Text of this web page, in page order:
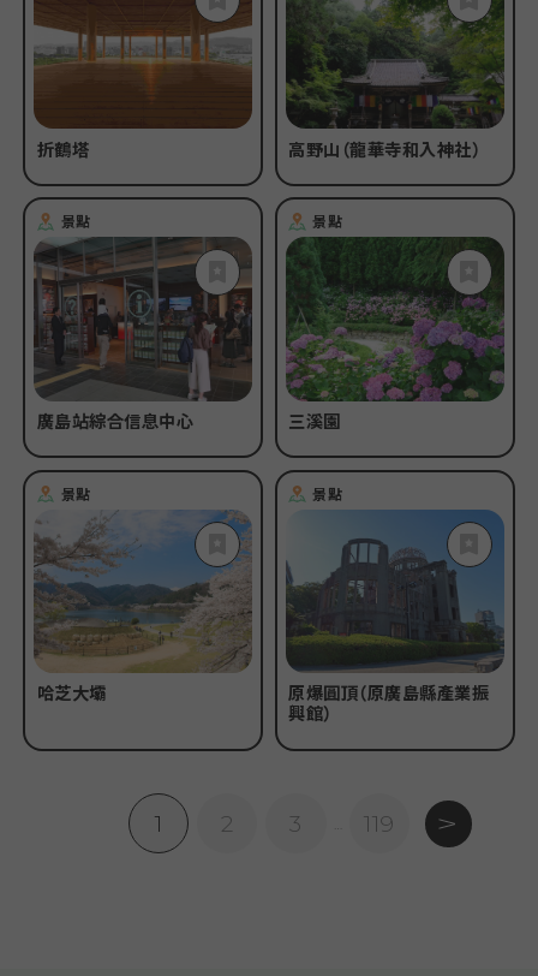
折鶴塔 高野山（龍華寺和入神社）
景點
廣島站綜合信息中心
景點
三溪園
景點
哈芝大壩
景點
原爆圓頂（原廣島縣產業振
興館）
1 2 3 119